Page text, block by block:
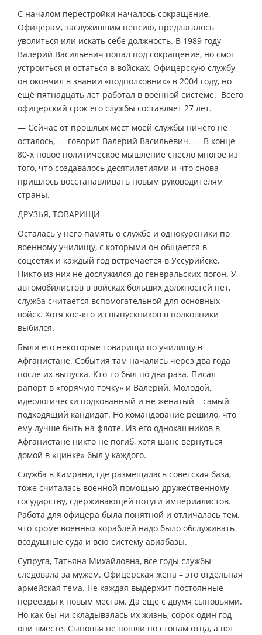
С началом перестройки началось сокращение.
Офицерам, заслужившим пенсию, предлагалось
уволиться или искать себе должность. В 1989 году
Валерий Васильевич попал под сокращение, но смог
устроиться и остаться в войсках. Офицерскую службу
он окончил в звании «подполковник» в 2004 году, но
ещё пятнадцать лет работал в военной системе. Всего
офицерский срок его службы составляет 27 лет.
— Сейчас от прошлых мест моей службы ничего не
осталось, — говорит Валерий Васильевич. — В конце
80-х новое политическое мышление снесло многое из
того, что создавалось десятилетиями и что снова
пришлось восстанавливать новым руководителям
страны.
ДРУЗЬЯ, ТОВАРИЩИ
Осталась у него память о службе и однокурсники по
военному училищу, с которыми он общается в
соцсетях и каждый год встречается в Уссурийске.
Никто из них не дослужился до генеральских погон. У
автомобилистов в войсках больших должностей нет,
служба считается вспомогательной для основных
войск. Хотя кое-кто из выпускников в полковники
выбился.
Были его некоторые товарищи по училищу в
Афганистане. События там начались через два года
после их выпуска. Кто-то был по два раза. Писал
рапорт в «горячую точку» и Валерий. Молодой,
идеологически подкованный и не женатый – самый
подходящий кандидат. Но командование решило, что
ему лучше быть на флоте. Из его однокашников в
Афганистане никто не погиб, хотя шанс вернуться
домой в «цинке» был у каждого.
Служба в Камрани, где размещалась советская база,
тоже считалась военной помощью дружественному
государству, сдерживающей потуги империалистов.
Работа для офицера была понятной и отличалась тем,
что кроме военных кораблей надо было обслуживать
воздушные суда и всю систему авиабазы.
Супруга, Татьяна Михайловна, все годы службы
следовала за мужем. Офицерская жена – это отдельная
армейская тема. Не каждая выдержит постоянные
переезды к новым местам. Да ещё с двумя сыновьями.
Но как бы ни складывалась их жизнь, сорок один год
они вместе. Сыновья не пошли по стопам отца, а вот